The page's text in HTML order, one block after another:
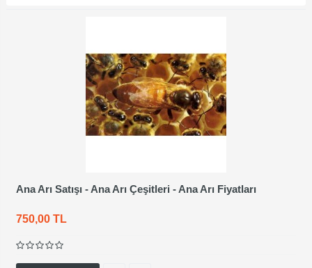
Ana Arı Satışı - Ana Arı Çeşitleri - Ana Arı Fiyatları
750,00 TL